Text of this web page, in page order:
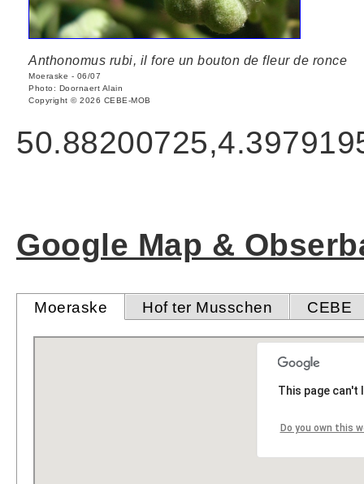
Anthonomus rubi, il fore un bouton de fleur de ronce
Moeraske - 06/07
Photo: Doornaert Alain
Copyright © 2026 CEBE-MOB
Google Map &
Moeraske Hof ter Musschen CEBE